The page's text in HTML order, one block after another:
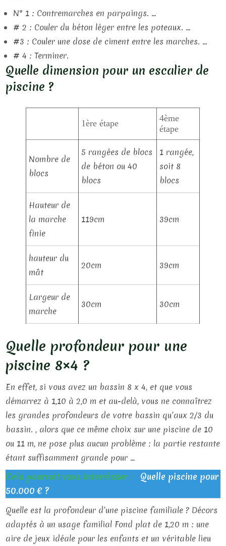
N° 1 : Contremarches en parpaings. …
# 2 : Couler du béton léger entre les poteaux. …
#3 : Couler une dose de ciment entre les marches. …
# 4 : Terminer.
Quelle dimension pour un escalier de
piscine ?
1ère étape
4ème
étape
Nombre de
blocs
5 rangées de blocs
de béton ou 40
blocs
1 rangée,
soit 8
blocs
Hauteur de
la marche
finie
119cm 39cm
hauteur du
mât
20cm 39cm
Largeur de
marche
30cm 30cm
Quelle profondeur pour une
piscine 8×4 ?
En effet, si vous avez un bassin 8 x 4, et que vous
démarrez à 1,10 à 2,0 m et au-delà, vous ne connaîtrez
les grandes profondeurs de votre bassin qu’aux 2/3 du
bassin. , alors que ce même choix sur une piscine de 10
ou 11 m, ne pose plus aucun problème : la partie restante
étant suffisamment grande pour …
Cela pourrait vous interrésser :
Quelle piscine pour
50.000 € ?
Quelle est la profondeur d’une piscine familiale ? Décors
adaptés à un usage familial Fond plat de 1,20 m : une
aire de jeux idéale pour les enfants et un véritable lieu